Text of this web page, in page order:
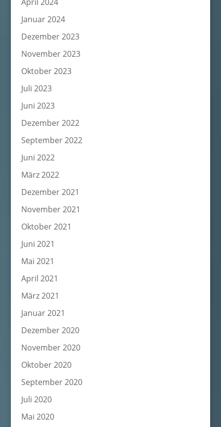
Januar 2024
Dezember 2023
November 2023
Oktober 2023
Juli 2023
Juni 2023
Dezember 2022
September 2022
Juni 2022
März 2022
Dezember 2021
November 2021
Oktober 2021
Juni 2021
Mai 2021
April 2021
März 2021
Januar 2021
Dezember 2020
November 2020
Oktober 2020
September 2020
Juli 2020
Mai 2020